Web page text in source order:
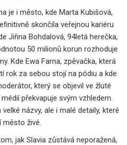
je i město, kde Marta Kubišová,
skončila veřejnou kariéru
Jiřina Bohdalová, 94letá herečka,
50 milionů korun rozhoduje
Kde Ewa Farna, zpěvačka, která
rok za sebou stojí na pódiu a kde
který se objevil ve žluté
překvapuje svým vzhledem.
názvy, ale i malé detaily, které
město živé.
jak Slavia zůstává neporažená,